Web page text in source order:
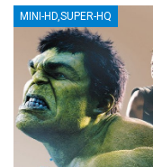
MINI-HD,SUPER-HQ